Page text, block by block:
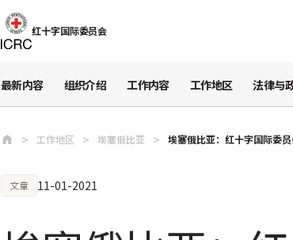
红十字国际委员会
最新内容 组织介绍 工作内容 工作地区 法律与
工作地区 埃塞俄比亚 埃塞俄比亚：红十字国际委
文章 11-01-2021